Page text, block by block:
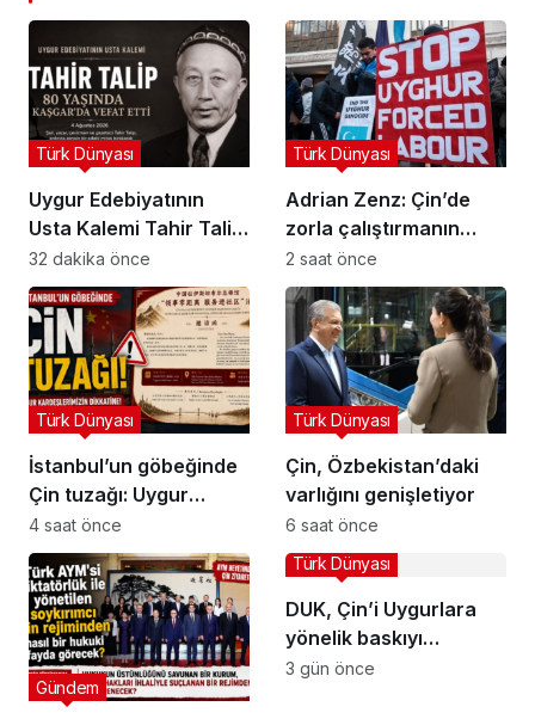
Uygur Edebiyatının
Usta Kalemi Tahir Talip
80 Yaşında Kaşgar’da
Hayatını Kaybetti
Türk Dünyası
32 dakika önce
Adrian Zenz: Çin’de
zorla çalıştırmanın
kapsamı hâlâ çok
büyük
Türk Dünyası
2 saat önce
İstanbul’un göbeğinde
Çin tuzağı: Uygur
kardeşlerimizin
dikkatine!
Türk Dünyası
4 saat önce
Çin, Özbekistan’daki
varlığını genişletiyor
Türk Dünyası
6 saat önce
Gündem
DUK, Çin’i Uygurlara
yönelik baskıyı
sınırların ötesine
Türk Dünyası
3 gün önce